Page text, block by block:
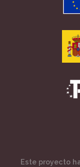
Este proyecto